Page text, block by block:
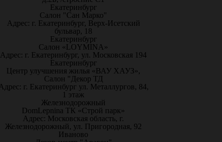
Екатеринбург
Салон "Сан Марко"
Адрес: г. Екатеринбург, Верх-Исетский
бульвар, 18
Екатеринбург
Салон «LOYMINA»
Адрес: г. Екатеринбург, ул. Московская 194
Екатеринбург
Центр улучшения жилья «ВАУ ХАУЗ»,
Салон "Декор ТД
г. Екатеринбург ул. Металлургов, 84,
1 этаж
Железнодорожный
DomLepnina ТК «Строй парк»
Адрес: Московская область, г.
Железнодорожный, ул. Пригородная, 92
Иваново